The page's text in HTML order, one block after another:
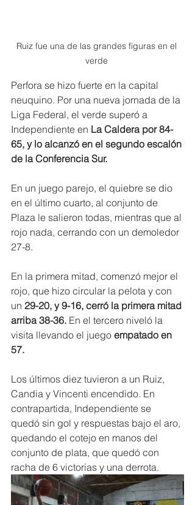
Ruiz fue una de las grandes figuras en el
verde
Perfora se hizo fuerte en la capital
neuquino. Por una nueva jornada de la
Liga Federal, el verde superó a
Independiente en La Caldera por 84-
65, y lo alcanzó en el segundo escalón
de la Conferencia Sur.
En un juego parejo, el quiebre se dio
en el último cuarto, al conjunto de
Plaza le salieron todas, mientras que al
rojo nada, cerrando con un demoledor
27-8.
En la primera mitad, comenzó mejor el
rojo, que hizo circular la pelota y con
un 29-20, y 9-16, cerró la primera mitad
arriba 38-36. En el tercero niveló la
visita llevando el juego empatado en
57.
Los últimos diez tuvieron a un Ruiz,
Candia y Vincenti encendido. En
contrapartida, Independiente se
quedó sin gol y respuestas bajo el aro,
quedando el cotejo en manos del
conjunto de plata, que quedó con
racha de 6 victorias y una derrota.